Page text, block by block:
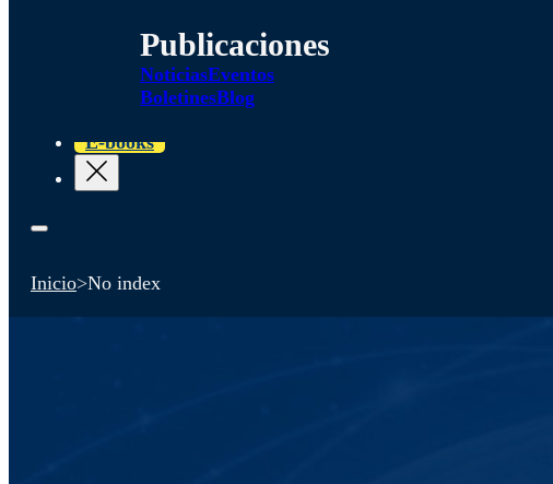
Publicaciones
NoticiasEventos
BoletinesBlog
E-books
Inicio>No index